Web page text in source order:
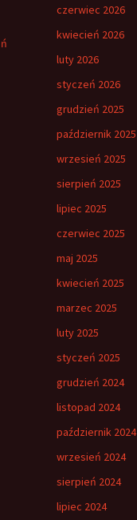
czerwiec 2026
kwiecień 2026
luty 2026
styczeń 2026
grudzień 2025
październik 2025
wrzesień 2025
sierpień 2025
lipiec 2025
czerwiec 2025
maj 2025
kwiecień 2025
marzec 2025
luty 2025
styczeń 2025
grudzień 2024
listopad 2024
październik 2024
wrzesień 2024
sierpień 2024
lipiec 2024